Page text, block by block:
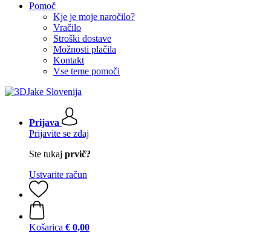
Pomoč
Kje je moje naročilo?
Vračilo
Stroški dostave
Možnosti plačila
Kontakt
Vse teme pomoči
Prijava
Prijavite se zdaj
Ste tukaj prvič?
Ustvarite račun
Košarica € 0,00